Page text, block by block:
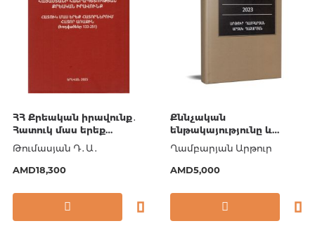
ՀՀ Քրեական իրավունք․
Հատուկ մաս երեք
հատորներում․ Հատոր 1
Թումասյան Դ․Ա․
AMD18,300
Քննչական
ենթակայությունը և
ընդդատությունը
(գիտագործնական
մեկնաբանություններ)
Ղամբարյան Արթուր
AMD5,000